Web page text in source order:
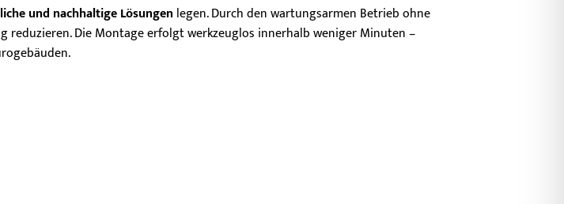
und nachhaltige Lösungen legen. Durch den wartungsarmen Betrieb ohne
reduzieren. Die Montage erfolgt werkzeuglos innerhalb weniger Minuten –